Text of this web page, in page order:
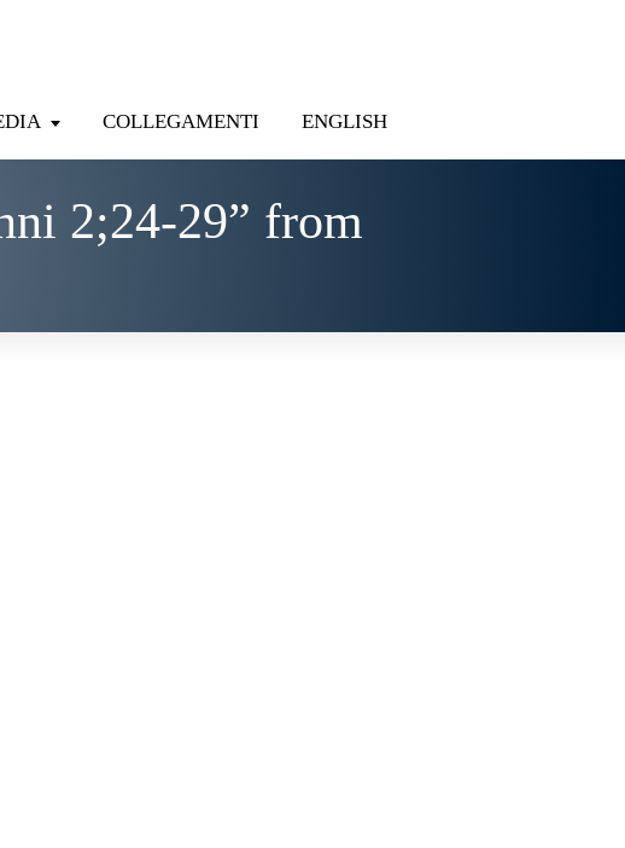
COLLEGAMENTI ENGLISH
2;24-29” from